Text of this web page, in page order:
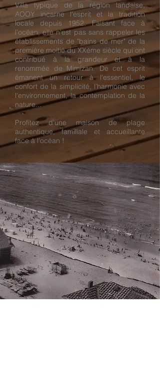
Villa typique de la région landaise,
AOOY incarne l'esprit et la tradition
locale depuis 1952. Faisant face à
l'océan, elle n'est pas sans rappeler les
établissements de "bains de mer" de la
première moitié du XXème siècle qui ont
contribué à la grandeur et à la
renommée de Mimizan. De cet esprit
émanent un retour à l'essentiel, le
confort de la simplicité, l'harmonie avec
l'environnement, la contemplation de la
nature...
Profitez d'une maison de plage
authentique, familiale et accueillante
face à l'océan !